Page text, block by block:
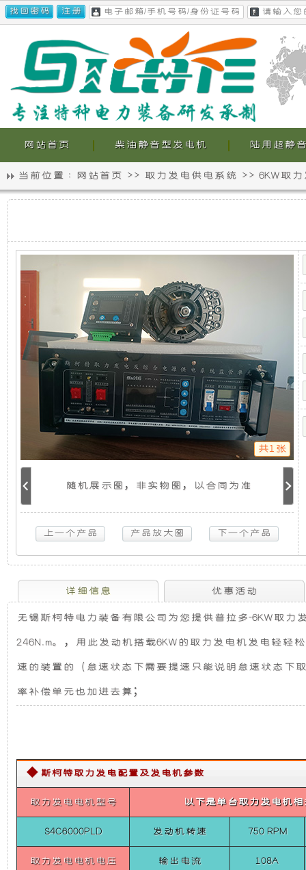
陆用超静
我
的
音
发
电
机
组
用
全
新
音
更
低，
柴油静音型发电机
静
发
电
机
组，
是
相
于
放
式
发
机
而
在
其
网站首页
当前位置 : 网站首页 >> 取力发电供电系统 >> 6KW取
普
拉
多-6KW
取
力
发
电
机
供
电
系
统
普
拉
多-6KW
取
力
发
电
机
供
电
系
统
普
拉
多-6KW
取
机
供
电
系
统
普
拉
多-6KW
取
力
发
电
机
供
电
系
统
6KW
Belt
Power
共1张
随机展示图，非实物图，以合同为准
详细信息 优惠活动
无锡斯柯特电力装备有限公司为您提供普拉多-6KW取力
246N.m。，用此发动机搭载6KW的取力发电机发电轻
速的装置的（怠速状态下需要提速只能说明怠速状态下
率补偿单元也加进去算；
◆ 斯柯特取力发电配置及发电机参数
取力发电电机型号 以下是单台取力发电机
S4C6000PLD 发动机转速 750 RPM
取力发电电机电压 输出电流 108A